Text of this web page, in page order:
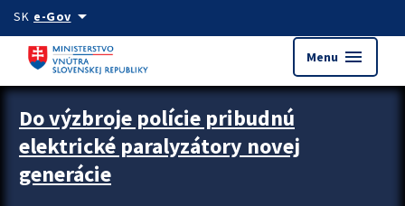
Preskocit na hlavný obsah
SK e-Govarrow_drop_down
Menu menu
Zastavit automatický posun upútavok
Do výzbroje polície pribudnú
elektrické paralyzátory novej
generácie